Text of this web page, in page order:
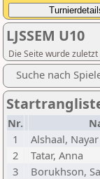
LJSSEM U10
Die Seite wurde
Suche nach
Nr.
1
Alshaal, Nayar
2
Tatar, Anna
3
Borukhson,